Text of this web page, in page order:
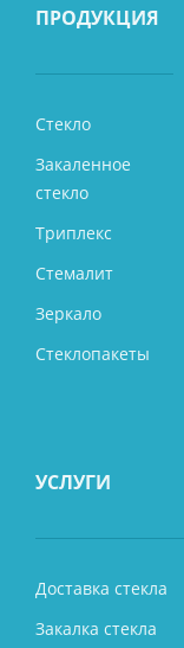
ПРОДУКЦИЯ
Стекло
Закаленное
стекло
Триплекс
Стемалит
Зеркало
Стеклопакеты
УСЛУГИ
Доставка стекла
Закалка стекла